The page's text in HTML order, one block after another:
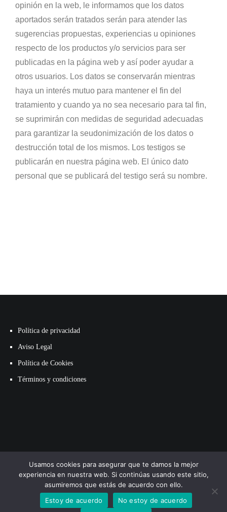
opinión en la web, le informamos que los datos
aportados serán tratados serán para atender las
sugerencias propuestas, experiencias u opiniones
respecto de los productos y/o servicios para ser
publicadas en la página web y así poder ayudar a
otros usuarios. Los datos se conservarán mientras
haya un interés mutuo para mantener el fin del
tratamiento y cuando ya no sea necesario para tal fin,
se suprimirán con medidas de seguridad adecuadas
para garantizar la seudonimización de los datos o
destrucción total de los mismos. Los testigos se
publicarán en nuestra página web. El único dato
personal que se publicará del testigo será su nombre.
Política de privacidad
Aviso Legal
Política de Cookies
Términos y condiciones
Usamos cookies para asegurar que te damos la mejor
experiencia en nuestra web. Si continúas usando este sitio,
asumiremos que estás de acuerdo con ello.
Estoy de acuerdo
No estoy de acuerdo